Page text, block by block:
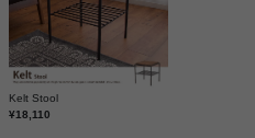
Kelt Stool
¥18,110